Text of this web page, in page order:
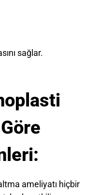
sağlar.
ameliyatı hiçbir